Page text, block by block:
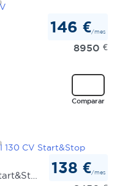
146 €/mes
8950 €
Comparar
138 €/mes